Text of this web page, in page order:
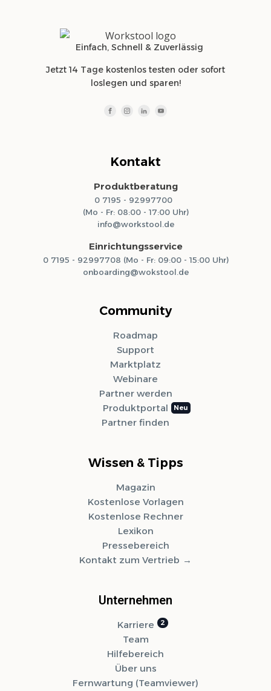
Einfach, Schnell & Zuverlässig
Jetzt 14 Tage kostenlos testen oder sofort
loslegen und sparen!
Kontakt
Produktberatung
0 7195 - 92997700
(Mo - Fr: 08:00 - 17:00 Uhr)
info@workstool.de
Einrichtungsservice
0 7195 - 92997708 (Mo - Fr: 09:00 - 15:00 Uhr)
onboarding@wokstool.de
Community
Roadmap
Support
Marktplatz
Webinare
Partner werden
Produktportal
Partner finden
Wissen & Tipps
Magazin
Kostenlose Vorlagen
Kostenlose Rechner
Lexikon
Pressebereich
Kontakt zum Vertrieb
Unternehmen
Karriere
Team
Hilfebereich
Über uns
Fernwartung (Teamviewer)